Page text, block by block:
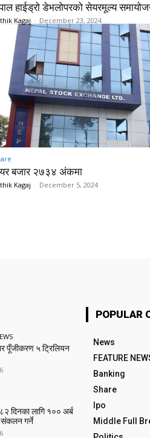
हाईड्रो डेभलोपरको सेयरमूल्य
Kagaj - December 23, 2024
बजार २७३४ अंकमा
Kagaj - December 5, 2024
पूँजीकरण ५ ट्रिलियन
दिनका लागि १०० अर्ब
संकलन गर्ने
POPULAR
News
FEATURE
Banking
Share
Ipo
Middle Full